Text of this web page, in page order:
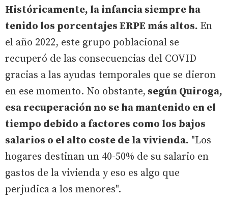
Históricamente, la infancia siempre ha
tenido los porcentajes ERPE más altos. En
el año 2022, este grupo poblacional se
recuperó de las consecuencias del COVID
gracias a las ayudas temporales que se dieron
en ese momento. No obstante, según Quiroga,
esa recuperación no se ha mantenido en el
tiempo debido a factores como los bajos
salarios o el alto coste de la vivienda. "Los
hogares destinan un 40-50% de su salario en
gastos de la vivienda y eso es algo que
perjudica a los menores".